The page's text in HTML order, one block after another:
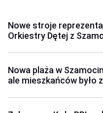
Nowe stroje
Orkiestry Dętej z
Nowa plaża w
ale mieszkańców było